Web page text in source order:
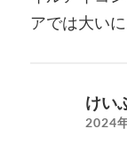
アでは大い
けい
2024